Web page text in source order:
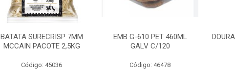
BATATA SURECRISP 7MM
MCCAIN PACOTE 2,5KG
Código: 45036
EMB G-610 PET 460ML
GALV C/120
Código: 46478